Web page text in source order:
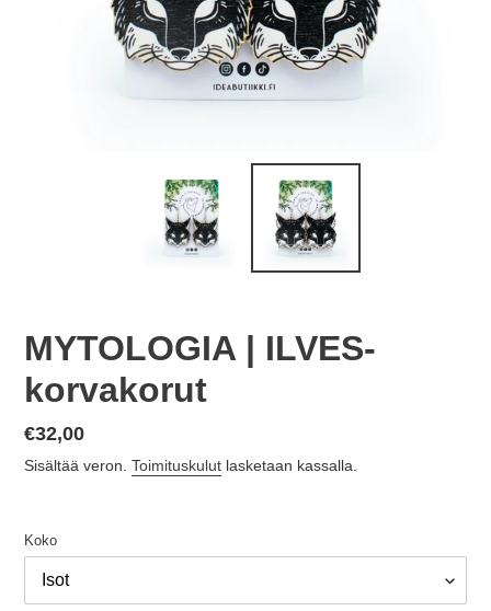
MYTOLOGIA | ILVES-
korvakorut
Normaalihinta
€32,00
Sisältää veron. Toimituskulut lasketaan kassalla.
Koko